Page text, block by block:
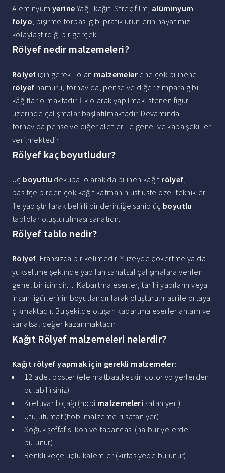
Aleminyum yerine Yağlı kağıt. Streç film, alüminyum
folyo, pişirme torbası gibi pratik ürünlerin hayatımızı
kolaylaştırdığı bir gerçek.
Rölyef nedir malzemeleri?
Rölyef için gerekli olan malzemeler ene çok bilinene
rölyef hamuru, tornavida, pense ve diğer zımpara gibi
kâğıtlar olmaktadır. İlk olarak yapılmak istenen figür
üzerinde çalışmalar başlatılmaktadır. Devamında
tornavida pense ve diğer aletler ile genel ve kaba şekiller
verilmektedir.
Rölyef kaç boyutludur?
Üç boyutlu dekupaj olarak da bilinen kağıt rölyef,
basitçe birden çok kağıt katmanın üst üste özel teknikler
ile yapıştırılarak belirli bir derinliğe sahip üç boyutlu
tablolar oluşturulması sanatıdır.
Rölyef tablo nedir?
Rölyef, Fransızca bir kelimedir. Yüzeyde çökertme ya da
yükseltme şeklinde yapılan sanatsal çalışmalara verilen
genel bir isimdir. ... Kabartma eserler, tarihi yapıların veya
insan figürlerinin boyutlandırılarak oluşturulması ile ortaya
çıkmaktadır. Bu şekilde oluşan kabartma eserler anlam ve
sanatsal değer kazanmaktadır.
Kağıt Rölyef malzemeleri nelerdir?
Kağıt rölyef yapmak için gerekli malzemeler:
12 adet poster (efe matbaa,keskin color vb yerlerden
bulabilirsiniz)
Kretuvar bıçağı (hobi malzemeleri satan yer )
Ütü,ütümat (hobi malzemelri satan yer)
Soğuk şeffaf slikon ve tabancası (nalburiyelerde
bulunur)
Renkli keçe uçlu kalemler (kırtasiyede bulunur)